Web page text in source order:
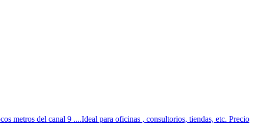
metros del canal 9 ....Ideal para oficinas , consultorios, tiendas, etc. Precio